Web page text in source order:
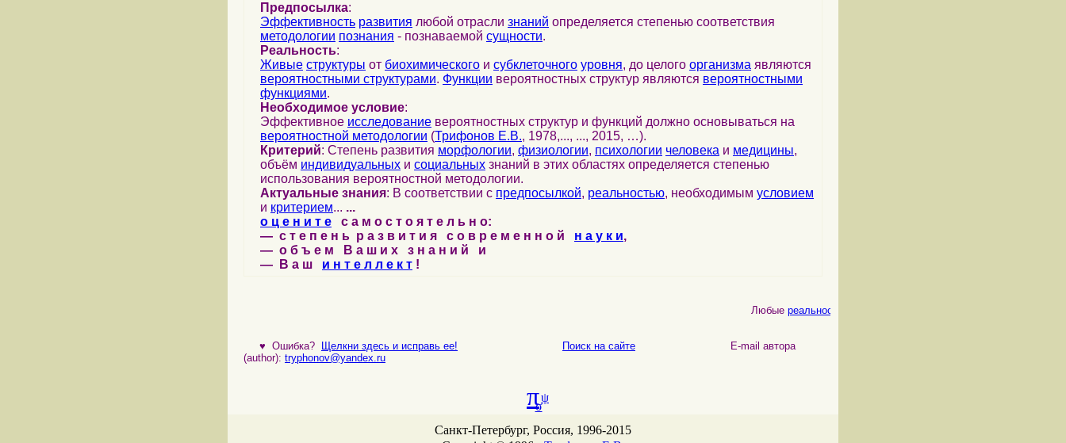
Предпосылка:
Эффективность развития любой отрасли знаний определяется степенью соответствия
методологии познания - познаваемой сущности.
Реальность:
Живые структуры от биохимического и субклеточного уровня, до целого организма являются
вероятностными структурами. Функции вероятностных структур являются вероятностными
функциями.
Необходимое условие:
Эффективное исследование вероятностных структур и функций должно основываться на
вероятностной методологии (Трифонов Е.В., 1978,..., ..., 2015, …).
Критерий: Степень развития морфологии, физиологии, психологии человека и медицины,
объём индивидуальных и социальных знаний в этих областях определяется степенью
использования вероятностной методологии.
Актуальные знания: В соответствии с предпосылкой, реальностью, необходимым условием
и критерием... ...
о ц е н и т е с а м о с т о я т е л ь н о:
— с т е п е н ь р а з в и т и я с о в р е м е н н о й н а у к и,
— о б ъ е м В а ш и х з н а н и й и
— В а ш и н т е л л е к т !
Любыереальности
♥ Ошибка? Щелкни здесь и исправь ее! Поиск на сайте E-mail автора
(author): tryphonov@yandex.ru
πψ
σ
Санкт-Петербург, Россия, 1996-2015